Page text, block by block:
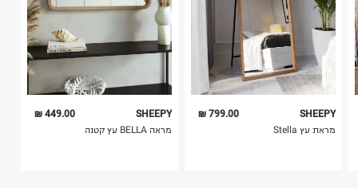
449.00 ₪
SHEEPY
מראה BELLA עץ קטנה
799.00 ₪
SHEEPY
מראת עץ Stella